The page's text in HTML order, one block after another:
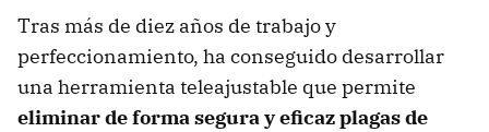
Tras más de diez años de trabajo y
perfeccionamiento, ha conseguido desarrollar
una herramienta teleajustable que permite
eliminar de forma segura y eficaz plagas de